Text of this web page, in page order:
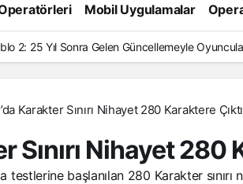
Mobil Uygulamalar
2: 25 Yıl Sonra Gelen Güncellemeyle
Karakter Sınırı Nihayet 280 Karaktere Çıktı
Sınırı Nihayet 280
başlanılan 280 Karakter sınırı